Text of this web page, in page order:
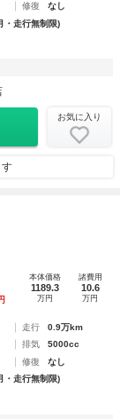
修復
なし
・走行無制限)
お気に入り
本体価格
1189.3
万円
諸費用
10.6
万円
走行
0.9万km
排気
5000cc
修復
なし
・走行無制限)